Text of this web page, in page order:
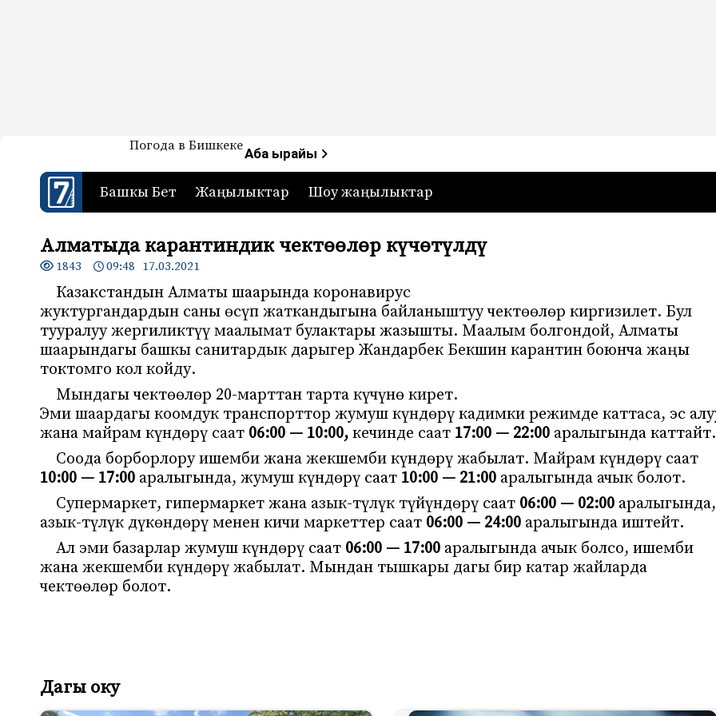
7-канал. Жаңылыктар — Кыргызстан
Жаңылыктар — Кыргызстан
Погода в БишкекеАба ырайы
Башкы Бет Жаңылыктар Шоу жаңылыктар
Алматыда карантиндик чектөөлөр күчөтүлдү
1843 09:48 17.03.2021
Казакстандын Алматы шаарында коронавирус
жуктургандардын саны өсүп жаткандыгына байланыштуу чектөөлөр киргизилет. Бул
тууралуу жергиликтүү маалымат булактары жазышты. Маалым болгондой, Алматы
шаарындагы башкы санитардык дарыгер Жандарбек Бекшин карантин боюнча жаңы
токтомго кол койду.
Мындагы чектөөлөр 20-марттан тарта күчүнө кирет.
Эми шаардагы коомдук транспорттор жумуш күндөрү кадимки режимде каттаса, эс
жана майрам күндөрү саат 06:00 — 10:00, кечинде саат 17:00 — 22:00 аралыгында каттайт.
Соода борборлору ишемби жана жекшемби күндөрү жабылат. Майрам күндөрү саат
10:00 — 17:00 аралыгында, жумуш күндөрү саат 10:00 — 21:00 аралыгында ачык болот.
Супермаркет, гипермаркет жана азык-түлүк түйүндөрү саат 06:00 — 02:00 аралыгында,
азык-түлүк дүкөндөрү менен кичи маркеттер саат 06:00 — 24:00 аралыгында иштейт.
Ал эми базарлар жумуш күндөрү саат 06:00 — 17:00 аралыгында ачык болсо, ишемби
жана жекшемби күндөрү жабылат. Мындан тышкары дагы бир катар жайларда
чектөөлөр болот.
Дагы оку